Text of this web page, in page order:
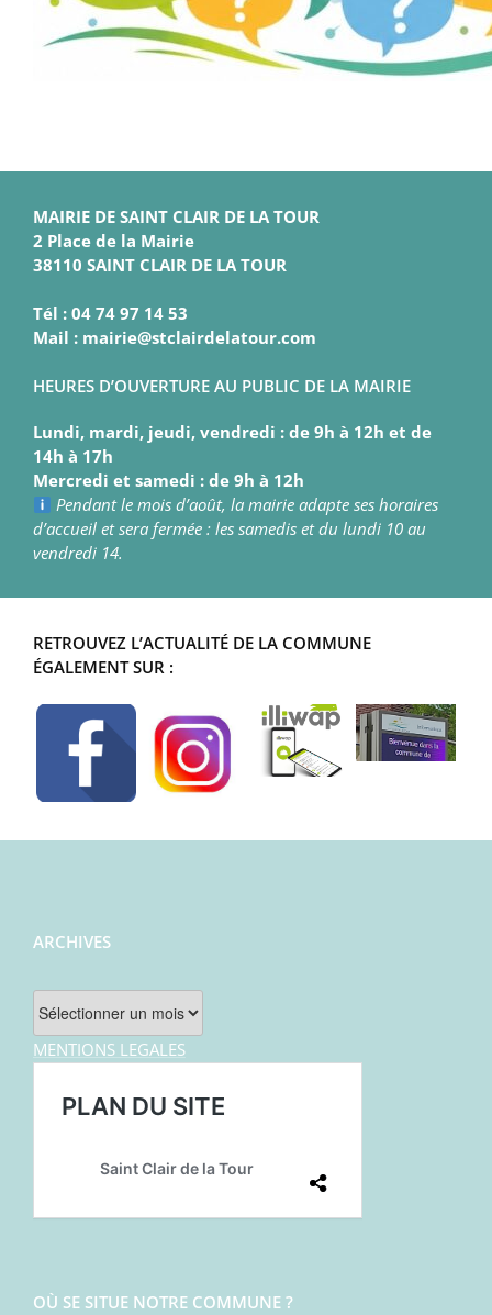
MAIRIE DE SAINT CLAIR DE LA TOUR
2 Place de la Mairie
38110 SAINT CLAIR DE LA TOUR
Tél : 04 74 97 14 53
Mail : mairie@stclairdelatour.com
HEURES D’OUVERTURE AU PUBLIC DE LA MAIRIE
Lundi, mardi, jeudi, vendredi : de 9h à 12h et de
14h à 17h
Mercredi et samedi : de 9h à 12h
Pendant le mois d’août, la mairie adapte ses horaires
d’accueil et sera fermée : les samedis et du lundi 10 au
vendredi 14.
RETROUVEZ L’ACTUALITÉ DE LA COMMUNE
ÉGALEMENT SUR :
ARCHIVES
Archives
MENTIONS LEGALES
OÙ SE SITUE NOTRE COMMUNE ?